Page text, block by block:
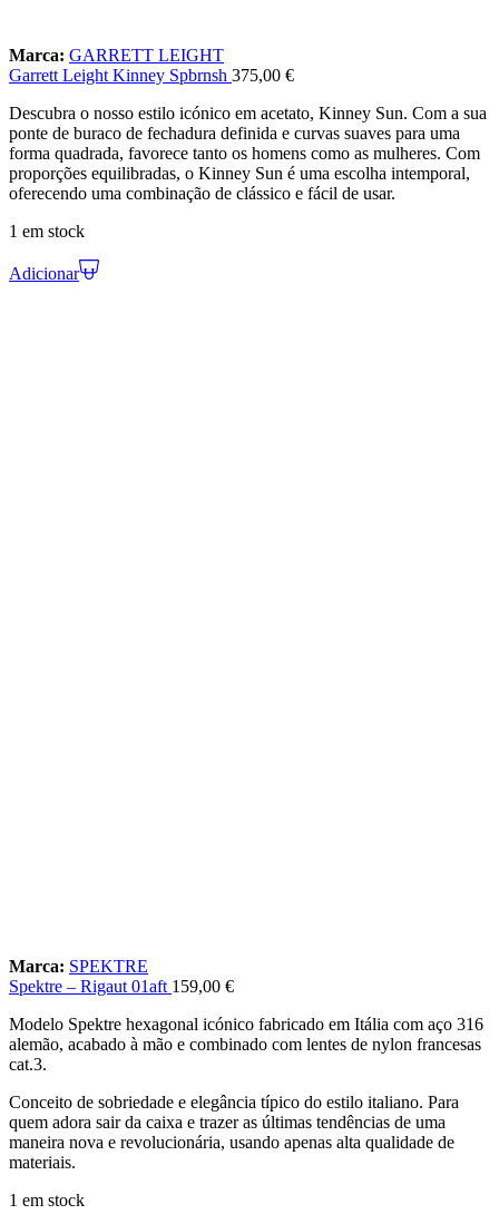
Marca: GARRETT LEIGHT
Garrett Leight Kinney Spbrnsh 375,00 €
Descubra o nosso estilo icónico em acetato, Kinney Sun. Com a sua
ponte de buraco de fechadura definida e curvas suaves para uma
forma quadrada, favorece tanto os homens como as mulheres. Com
proporções equilibradas, o Kinney Sun é uma escolha intemporal,
oferecendo uma combinação de clássico e fácil de usar.
1 em stock
Adicionar
Marca: SPEKTRE
Spektre – Rigaut 01aft 159,00 €
Modelo Spektre hexagonal icónico fabricado em Itália com aço 316
alemão, acabado à mão e combinado com lentes de nylon francesas
cat.3.
Conceito de sobriedade e elegância típico do estilo italiano. Para
quem adora sair da caixa e trazer as últimas tendências de uma
maneira nova e revolucionária, usando apenas alta qualidade de
materiais.
1 em stock